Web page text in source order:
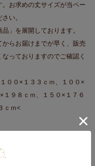
お求めの丈サイズが当ペー
い。
」を展開しております。
からお届けまでが早く、販売
っておりますのでご確認く
００×１３３ｃｍ、１００×
１９８ｃｍ、１５０×１７６
ｃｍ<